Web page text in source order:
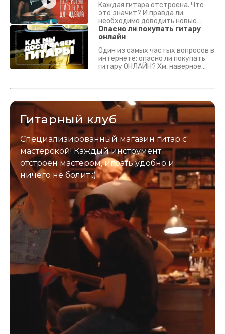
Каждая гитара отстроена. Что
это значит? И правда ли
необходимо доводить новые
гитары? Если кратко - да.
Подробно - в видео :)
Опасно ли покупать гитару
онлайн
Один из самых частых вопросов в
интернете: опасно ли покупать
гитару ОНЛАЙН? Хм, наверное
застрахован. Случись что -
Гитарный клуб
Специализированный магазин гитар с
мастерской! Каждый инструмент
отстроен мастером, играть удобно и
ничего не болит :)